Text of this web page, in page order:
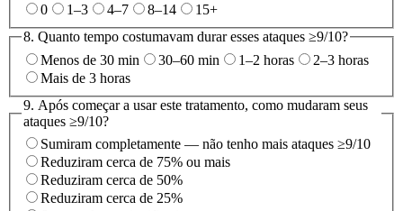
0
1–3 4–7 8–14
15+
8. Quanto tempo costumavam durar esses ataques ≥9/10?
Menos de 30 min
30–60 min 1–2 horas
2–3 horas
Mais de 3 horas
9. Após começar a usar este tratamento, como mudaram seus
ataques ≥9/10?
Sumiram completamente — não tenho mais ataques ≥9/10
Reduziram cerca de 75% ou mais
Reduziram cerca de 50%
Reduziram cerca de 25%